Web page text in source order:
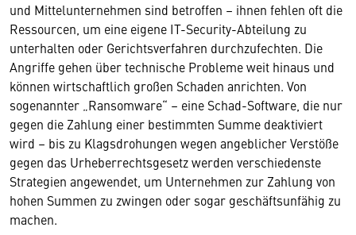
und Mittelunternehmen sind betroffen – ihnen fehlen oft die
Ressourcen, um eine eigene IT-Security-Abteilung zu
unterhalten oder Gerichtsverfahren durchzufechten. Die
Angriffe gehen über technische Probleme weit hinaus und
können wirtschaftlich großen Schaden anrichten. Von
sogenannter „Ransomware“ – eine Schad-Software, die nur
gegen die Zahlung einer bestimmten Summe deaktiviert
wird – bis zu Klagsdrohungen wegen angeblicher Verstöße
gegen das Urheberrechtsgesetz werden verschiedenste
Strategien angewendet, um Unternehmen zur Zahlung von
hohen Summen zu zwingen oder sogar geschäftsunfähig zu
machen.